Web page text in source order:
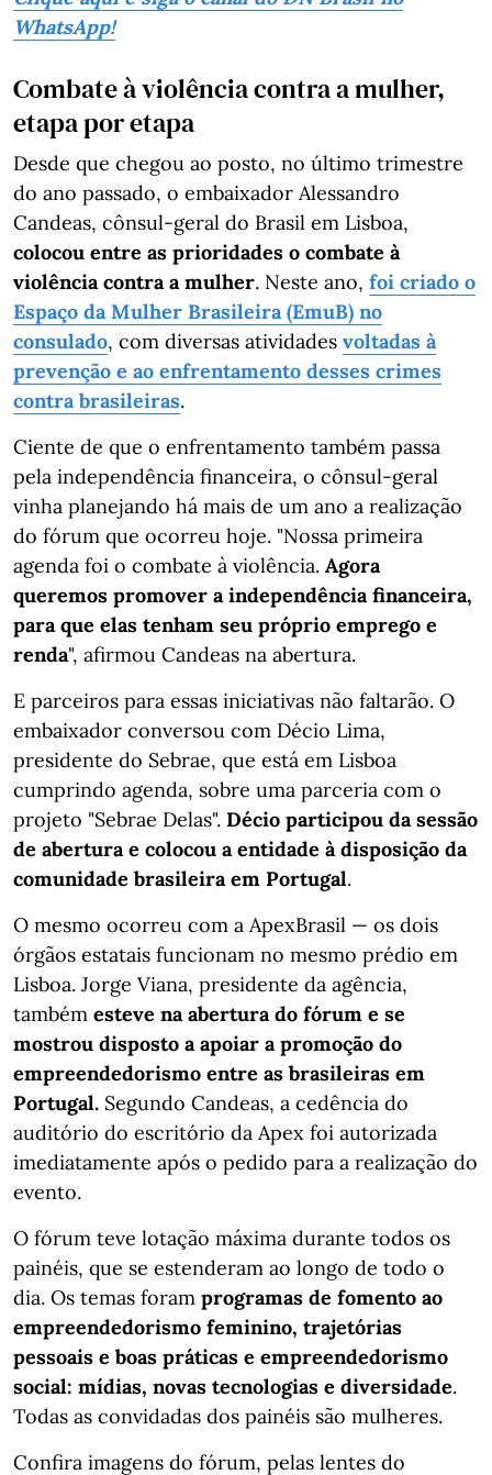
WhatsApp!
Combate à violência contra a mulher,
etapa por etapa
Desde que chegou ao posto, no último trimestre
do ano passado, o embaixador Alessandro
Candeas, cônsul-geral do Brasil em Lisboa,
colocou entre as prioridades o combate à
violência contra a mulher. Neste ano, foi criado o
Espaço da Mulher Brasileira (EmuB) no
consulado, com diversas atividades voltadas à
prevenção e ao enfrentamento desses crimes
contra brasileiras.
Ciente de que o enfrentamento também passa
pela independência financeira, o cônsul-geral
vinha planejando há mais de um ano a realização
do fórum que ocorreu hoje. "Nossa primeira
agenda foi o combate à violência. Agora
queremos promover a independência financeira,
para que elas tenham seu próprio emprego e
renda", afirmou Candeas na abertura.
E parceiros para essas iniciativas não faltarão. O
embaixador conversou com Décio Lima,
presidente do Sebrae, que está em Lisboa
cumprindo agenda, sobre uma parceria com o
projeto "Sebrae Delas". Décio participou da sessão
de abertura e colocou a entidade à disposição da
comunidade brasileira em Portugal.
O mesmo ocorreu com a ApexBrasil — os dois
órgãos estatais funcionam no mesmo prédio em
Lisboa. Jorge Viana, presidente da agência,
também esteve na abertura do fórum e se
mostrou disposto a apoiar a promoção do
empreendedorismo entre as brasileiras em
Portugal. Segundo Candeas, a cedência do
auditório do escritório da Apex foi autorizada
imediatamente após o pedido para a realização do
evento.
O fórum teve lotação máxima durante todos os
painéis, que se estenderam ao longo de todo o
dia. Os temas foram programas de fomento ao
empreendedorismo feminino, trajetórias
pessoais e boas práticas e empreendedorismo
social: mídias, novas tecnologias e diversidade.
Todas as convidadas dos painéis são mulheres.
Confira imagens do fórum, pelas lentes do